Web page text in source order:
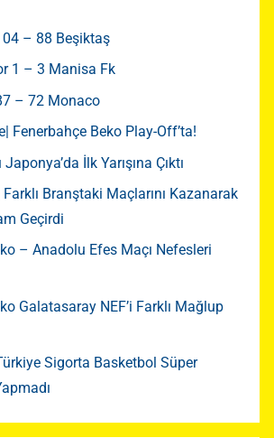
– 88 Beşiktaş
1 – 3 Manisa Fk
– 72 Monaco
Fenerbahçe Beko Play-Off’ta!
İlk Yarışına Çıktı
Branştaki Maçlarını Kazanarak
Geçirdi
– Anadolu Efes Maçı Nefesleri
Galatasaray NEF’i Farklı Mağlup
Sigorta Basketbol Süper